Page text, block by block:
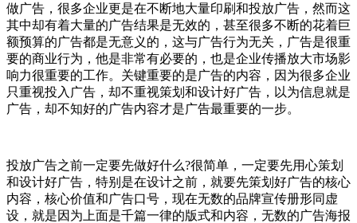
做广告，很多企业更是在不断地大量印刷和投放广告，然而这
其中却有着大量的广告结果是无效的，甚至很多不断的花着巨
额预算的广告都是无意义的，这与广告行为无关，广告是很重
要的商业行为，他是非常有必要的，也是企业传播放大市场影
响力很重要的工作。关键重要的是广告的内容，因为很多企业
只重视投入广告，却不重视策划和设计好广告，以为信息就是
广告，却不知好的广告内容才是广告最重要的一步。
投放广告之前一定要先做好什么?很简单，一定要先用心策划
和设计好广告，特别是在设计之前，就要先策划好广告的核心
内容，核心价值和广告口号，现在无数的品牌宣传册形同虚
设，就是因为上面是千篇一律的版式和内容，无数的广告海报